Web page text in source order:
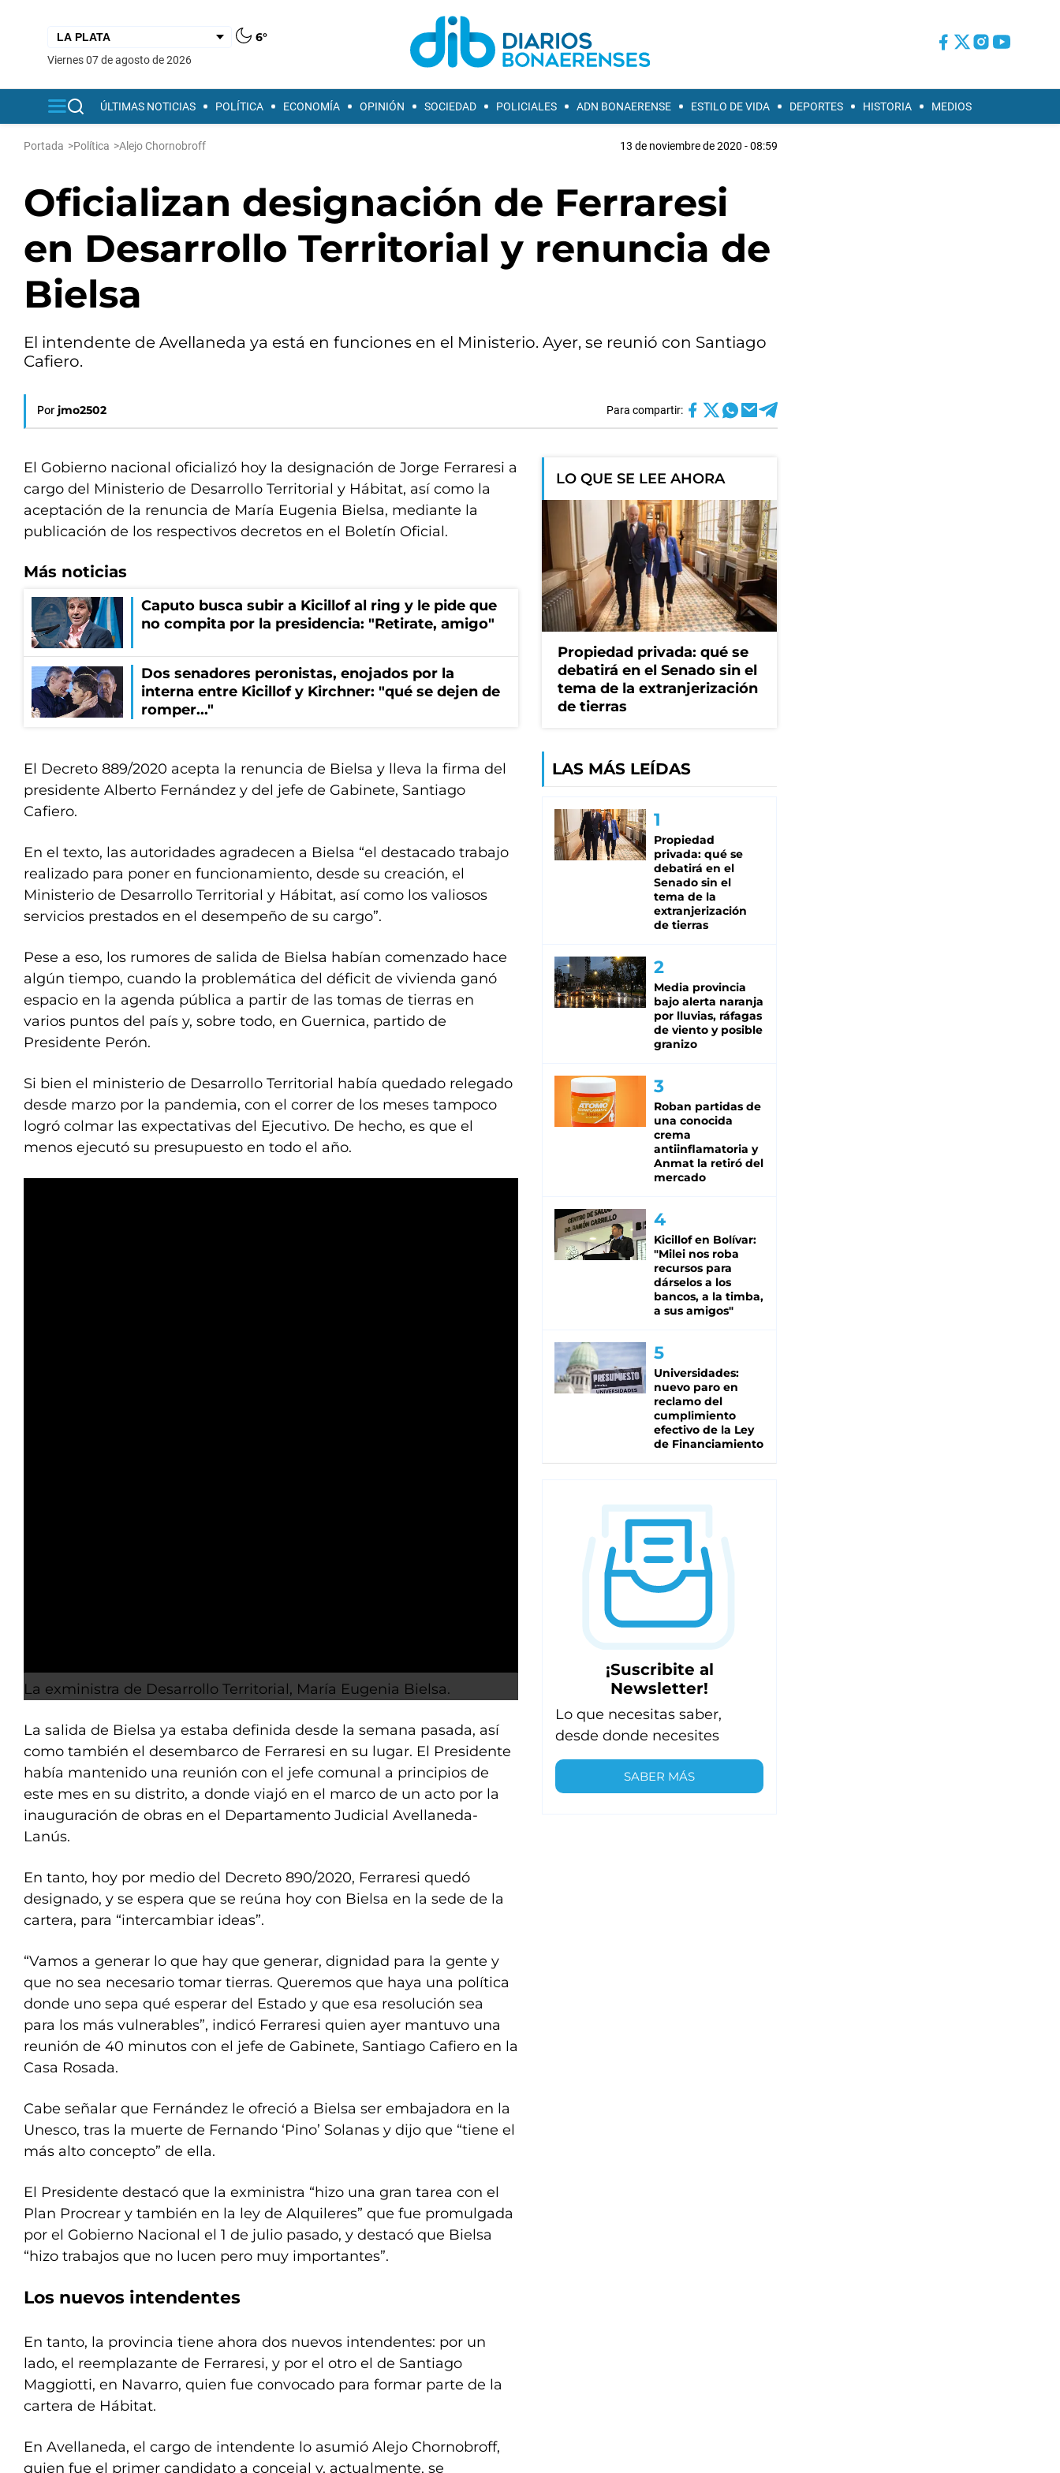
6°
viernes 07 de agosto de 2026
ÚLTIMAS NOTICIAS POLÍTICA ECONOMÍA OPINIÓN SOCIEDAD POLICIALES ADN BONAERENSE ESTILO DE VIDA DEPORTES HISTORIA MEDIOS
Portada >Política >Alejo Chornobroff 13 de noviembre de 2020 - 08:59
Oficializan designación de Ferraresi
en Desarrollo Territorial y renuncia de
Bielsa
El intendente de Avellaneda ya está en funciones en el Ministerio. Ayer, se reunió con Santiago
Cafiero.
Por jmo2502 Para compartir:
El Gobierno nacional oficializó hoy la designación de Jorge Ferraresi a
cargo del Ministerio de Desarrollo Territorial y Hábitat, así como la
aceptación de la renuncia de María Eugenia Bielsa, mediante la
publicación de los respectivos decretos en el Boletín Oficial.
Más noticias
Caputo busca subir a Kicillof al ring y le pide que
no compita por la presidencia: "Retirate, amigo"
Dos senadores peronistas, enojados por la
interna entre Kicillof y Kirchner: "qué se dejen de
romper..."
El Decreto 889/2020 acepta la renuncia de Bielsa y lleva la firma del
presidente Alberto Fernández y del jefe de Gabinete, Santiago
Cafiero.
En el texto, las autoridades agradecen a Bielsa “el destacado trabajo
realizado para poner en funcionamiento, desde su creación, el
Ministerio de Desarrollo Territorial y Hábitat, así como los valiosos
servicios prestados en el desempeño de su cargo”.
Pese a eso, los rumores de salida de Bielsa habían comenzado hace
algún tiempo, cuando la problemática del déficit de vivienda ganó
espacio en la agenda pública a partir de las tomas de tierras en
varios puntos del país y, sobre todo, en Guernica, partido de
Presidente Perón.
Si bien el ministerio de Desarrollo Territorial había quedado relegado
desde marzo por la pandemia, con el correr de los meses tampoco
logró colmar las expectativas del Ejecutivo. De hecho, es que el
menos ejecutó su presupuesto en todo el año.
La exministra de Desarrollo Territorial, María Eugenia Bielsa.
La salida de Bielsa ya estaba definida desde la semana pasada, así
como también el desembarco de Ferraresi en su lugar. El Presidente
había mantenido una reunión con el jefe comunal a principios de
este mes en su distrito, a donde viajó en el marco de un acto por la
inauguración de obras en el Departamento Judicial Avellaneda-
Lanús.
En tanto, hoy por medio del Decreto 890/2020, Ferraresi quedó
designado, y se espera que se reúna hoy con Bielsa en la sede de la
cartera, para “intercambiar ideas”.
“Vamos a generar lo que hay que generar, dignidad para la gente y
que no sea necesario tomar tierras. Queremos que haya una política
donde uno sepa qué esperar del Estado y que esa resolución sea
para los más vulnerables”, indicó Ferraresi quien ayer mantuvo una
reunión de 40 minutos con el jefe de Gabinete, Santiago Cafiero en la
Casa Rosada.
Cabe señalar que Fernández le ofreció a Bielsa ser embajadora en la
Unesco, tras la muerte de Fernando ‘Pino’ Solanas y dijo que “tiene el
más alto concepto” de ella.
El Presidente destacó que la exministra “hizo una gran tarea con el
Plan Procrear y también en la ley de Alquileres” que fue promulgada
por el Gobierno Nacional el 1 de julio pasado, y destacó que Bielsa
“hizo trabajos que no lucen pero muy importantes”.
Los nuevos intendentes
En tanto, la provincia tiene ahora dos nuevos intendentes: por un
lado, el reemplazante de Ferraresi, y por el otro el de Santiago
Maggiotti, en Navarro, quien fue convocado para formar parte de la
cartera de Hábitat.
En Avellaneda, el cargo de intendente lo asumió Alejo Chornobroff,
quien fue el primer candidato a concejal y, actualmente, se
LO QUE SE LEE AHORA
Propiedad privada: qué se
debatirá en el Senado sin el
tema de la extranjerización
de tierras
LAS MÁS LEÍDAS
Propiedad
privada: qué se
debatirá en el
Senado sin el
tema de la
extranjerización
de tierras
Media provincia
bajo alerta naranja
por lluvias, ráfagas
de viento y posible
granizo
Roban partidas de
una conocida
crema
antiinflamatoria y
Anmat la retiró del
mercado
Kicillof en Bolívar:
"Milei nos roba
recursos para
dárselos a los
bancos, a la timba,
a sus amigos"
Universidades:
nuevo paro en
reclamo del
cumplimiento
efectivo de la Ley
de Financiamiento
¡Suscribite al
Newsletter!
Lo que necesitas saber,
desde donde necesites
SABER MÁS